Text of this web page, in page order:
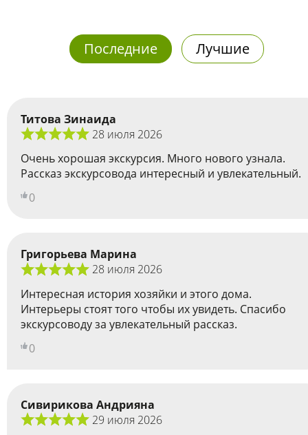
Последние Лучшие
Титова Зинаида
28 июля 2026
Очень хорошая экскурсия. Много нового узнала.
Рассказ экскурсовода интересный и увлекательный.
0
Григорьева Марина
28 июля 2026
Интересная история хозяйки и этого дома.
Интерьеры стоят того чтобы их увидеть. Спасибо
экскурсоводу за увлекательный рассказ.
0
Сивирикова Андрияна
29 июля 2026